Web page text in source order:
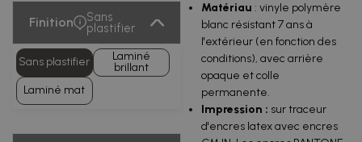
Finition Sans
plastifier
Sans plastifier
Laminé
brillant
Laminé mat
Matériau : vinyle polymère
blanc résistant 7 ans à
l'extérieur (en fonction des
conditions), avec arrière
opaque et colle
permanente.
Impression : sur traceur
d'encres latex avec encres